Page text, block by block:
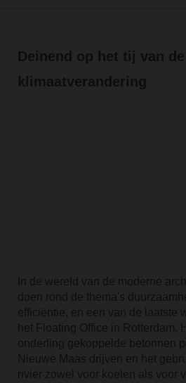
Deinend op het tij van de
klimaatverandering
In de wereld van de moderne
doen rond de thema's
efficiëntie, en een van de laatste
het Floating Office in Rotterdam.
onderling gekoppelde betonnen
Nieuwe Maas drijven en het
rivier zowel voor koelen als voor